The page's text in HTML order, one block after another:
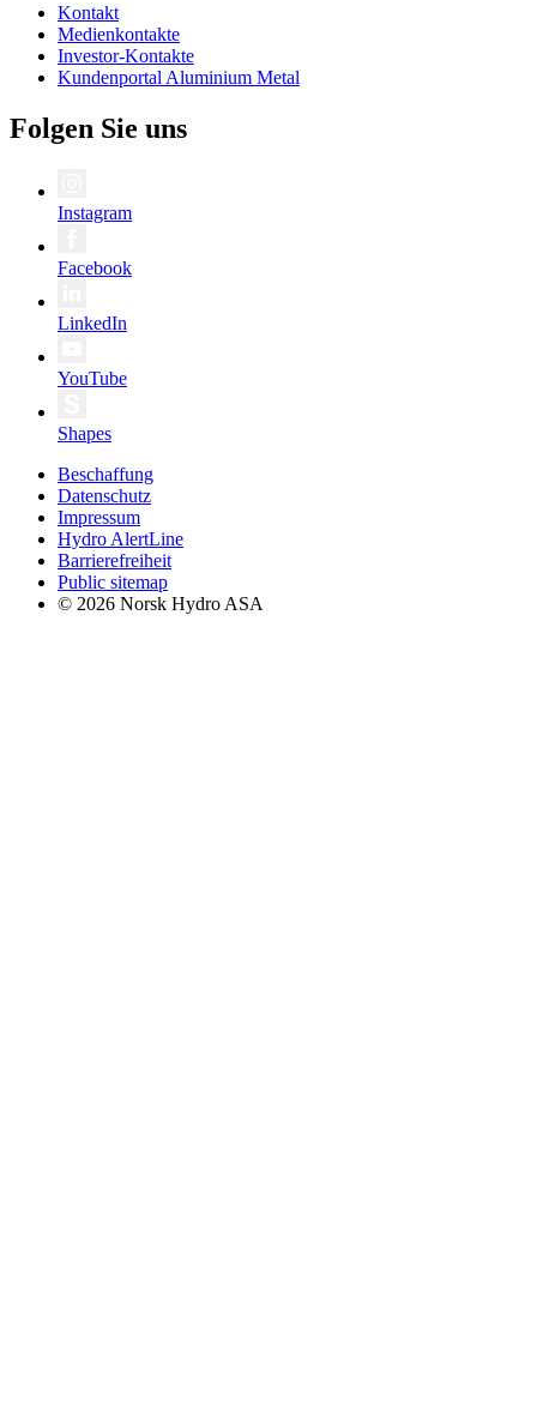
Kontakt
Medienkontakte
Investor-Kontakte
Kundenportal Aluminium Metal
Folgen Sie uns
Instagram
Facebook
LinkedIn
YouTube
Shapes
Beschaffung
Datenschutz
Impressum
Hydro AlertLine
Barrierefreiheit
Public sitemap
© 2026 Norsk Hydro ASA